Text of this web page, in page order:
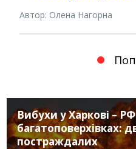
Автор: Олена Нагорна
Вибухи у Харкові – РФ
багатоповерхівках:
постраждалих